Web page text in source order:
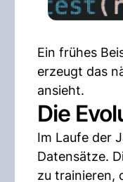
Ein frühes
erzeugt das
ansieht.
Die
Im Laufe der
Datensätze.
zu trainieren,